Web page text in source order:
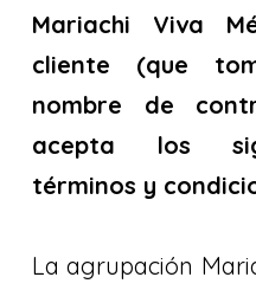
Mariachi Viva
cliente (que
nombre de
acepta los
términos y
La agrupación